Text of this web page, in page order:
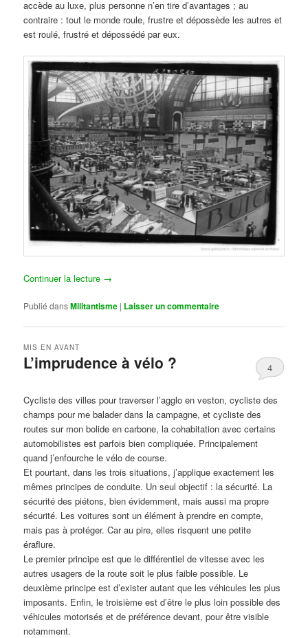
accède au luxe, plus personne n’en tire d’avantages ; au
contraire : tout le monde roule, frustre et dépossède les autres et
est roulé, frustré et dépossédé par eux.
Continuer la lecture →
Publié dansMilitantisme | Laisser un commentaire
L’imprudence à vélo ?
MIS EN AVANT
4
Cycliste des villes pour traverser l’agglo en veston, cycliste des
champs pour me balader dans la campagne, et cycliste des
routes sur mon bolide en carbone, la cohabitation avec certains
automobilistes est parfois bien compliquée. Principalement
quand j’enfourche le vélo de course.
Et pourtant, dans les trois situations, j’applique exactement les
mêmes principes de conduite. Un seul objectif : la sécurité. La
sécurité des piétons, bien évidemment, mais aussi ma propre
sécurité. Les voitures sont un élément à prendre en compte,
mais pas à protéger. Car au pire, elles risquent une petite
éraflure.
Le premier principe est que le différentiel de vitesse avec les
autres usagers de la route soit le plus faible possible. Le
deuxième principe est d’exister autant que les véhicules les plus
imposants. Enfin, le troisième est d’être le plus loin possible des
véhicules motorisés et de préférence devant, pour être visible
notamment.